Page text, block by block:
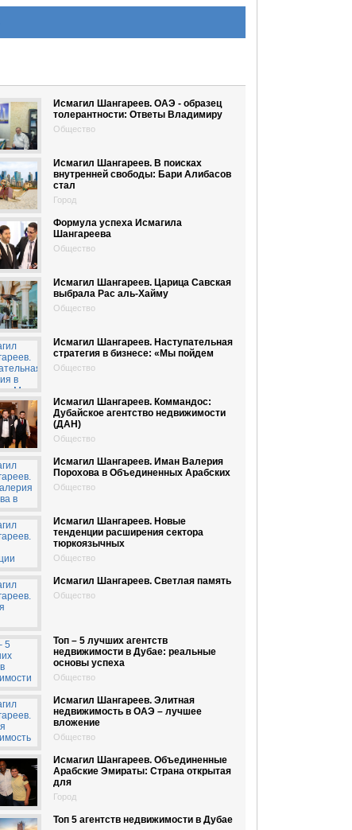
Исмагил Шангареев. ОАЭ - образец
толерантности: Ответы Владимиру
Общество
Исмагил Шангареев. В поисках
внутренней свободы: Бари Алибасов
стал
Город
Формула успеха Исмагила
Шангареева
Общество
Исмагил Шангареев. Царица Савская
выбрала Рас аль-Хайму
Общество
Исмагил Шангареев. Наступательная
стратегия в бизнесе: «Мы пойдем
Общество
Исмагил Шангареев. Коммандос:
Дубайское агентство недвижимости
(ДАН)
Общество
Исмагил Шангареев. Иман Валерия
Порохова в Объединенных Арабских
Общество
Исмагил Шангареев. Новые
тенденции расширения сектора
тюркоязычных
Общество
Исмагил Шангареев. Светлая память
Общество
Топ – 5 лучших агентств
недвижимости в Дубае: реальные
основы успеха
Общество
Исмагил Шангареев. Элитная
недвижимость в ОАЭ – лучшее
вложение
Общество
Исмагил Шангареев. Объединенные
Арабские Эмираты: Страна открытая
для
Город
Топ 5 агентств недвижимости в Дубае